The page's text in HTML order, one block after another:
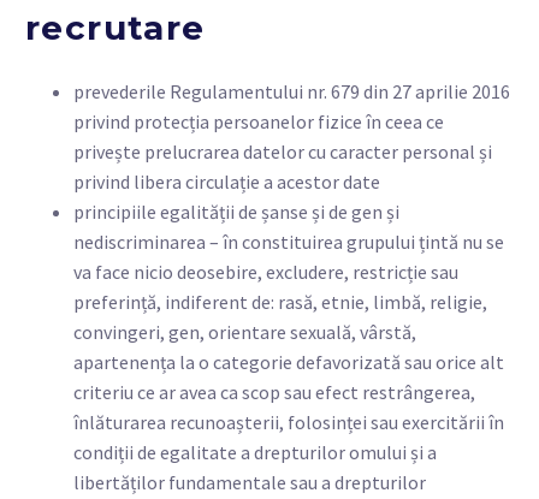
recrutare
prevederile Regulamentului nr. 679 din 27 aprilie 2016
privind protecția persoanelor fizice în ceea ce
privește prelucrarea datelor cu caracter personal și
privind libera circulație a acestor date
principiile egalității de șanse și de gen și
nediscriminarea – în constituirea grupului țintă nu se
va face nicio deosebire, excludere, restricție sau
preferință, indiferent de: rasă, etnie, limbă, religie,
convingeri, gen, orientare sexuală, vârstă,
apartenența la o categorie defavorizată sau orice alt
criteriu ce ar avea ca scop sau efect restrângerea,
înlăturarea recunoașterii, folosinței sau exercitării în
condiții de egalitate a drepturilor omului și a
libertăților fundamentale sau a drepturilor